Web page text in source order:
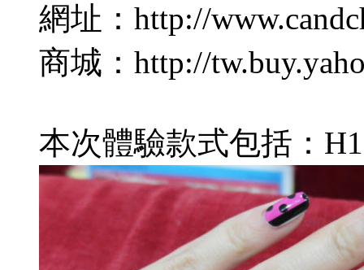
網址：http://
商城：http://
本次體驗款式包括：